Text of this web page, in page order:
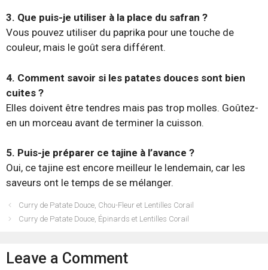
3. Que puis-je utiliser à la place du safran ?
Vous pouvez utiliser du paprika pour une touche de
couleur, mais le goût sera différent.
4. Comment savoir si les patates douces sont bien
cuites ?
Elles doivent être tendres mais pas trop molles. Goûtez-
en un morceau avant de terminer la cuisson.
5. Puis-je préparer ce tajine à l’avance ?
Oui, ce tajine est encore meilleur le lendemain, car les
saveurs ont le temps de se mélanger.
Curry de Patate Douce, Chou-Fleur et Lentilles Corail
Curry de Patate Douce, Épinards et Lentilles Corail
Leave a Comment